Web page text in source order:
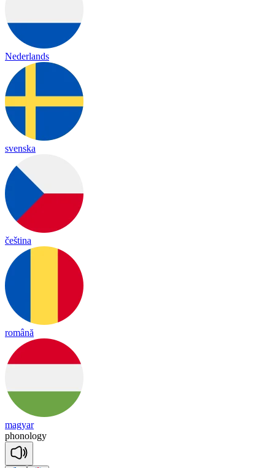
Nederlands
svenska
čeština
română
magyar
phonology